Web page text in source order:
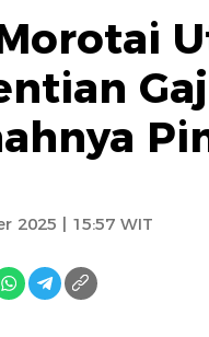
2025 | 15:57 WIT